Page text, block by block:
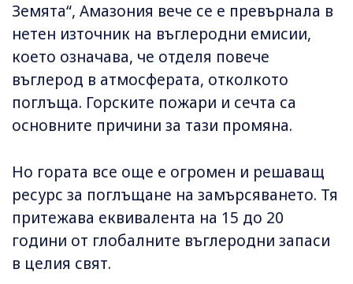
Земята“, Амазония вече се е превърнала в
нетен източник на въглеродни емисии,
което означава, че отделя повече
въглерод в атмосферата, отколкото
поглъща. Горските пожари и сечта са
основните причини за тази промяна.
Но гората все още е огромен и решаващ
ресурс за поглъщане на замърсяването. Тя
притежава еквивалента на 15 до 20
години от глобалните въглеродни запаси
в целия свят.